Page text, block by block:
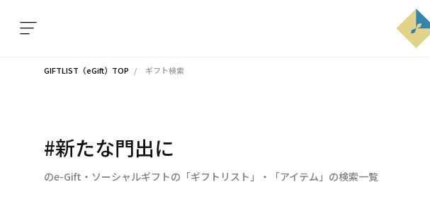
GIFTLIST（eGift）TOP ギフト検索
#新たな門出に
のe-Gift・ソーシャルギフトの「ギフトリスト」・「アイテム」の検索一覧